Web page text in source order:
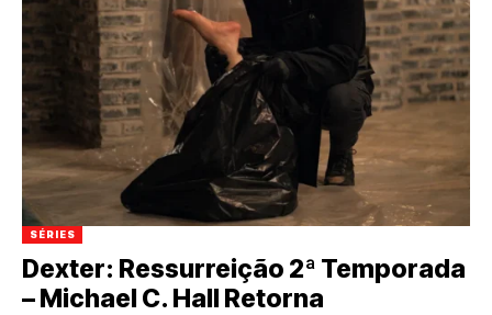
SÉRIES
Dexter: Ressurreição 2ª Temporada
– Michael C. Hall Retorna